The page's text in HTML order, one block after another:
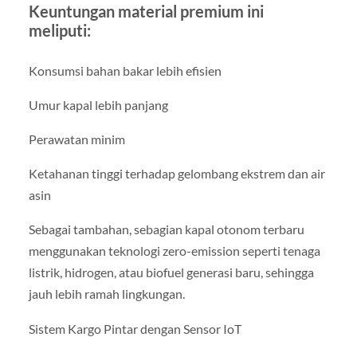
Keuntungan material premium ini
meliputi:
Konsumsi bahan bakar lebih efisien
Umur kapal lebih panjang
Perawatan minim
Ketahanan tinggi terhadap gelombang ekstrem dan air
asin
Sebagai tambahan, sebagian kapal otonom terbaru
menggunakan teknologi zero-emission seperti tenaga
listrik, hidrogen, atau biofuel generasi baru, sehingga
jauh lebih ramah lingkungan.
Sistem Kargo Pintar dengan Sensor IoT